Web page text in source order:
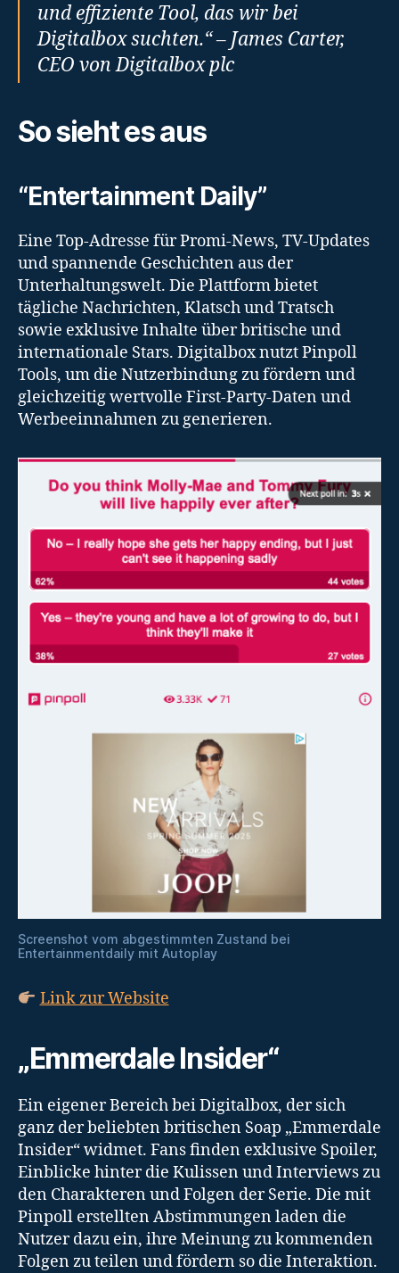
und effiziente Tool, das wir bei
Digitalbox suchten.“ – James Carter,
CEO von Digitalbox plc
So sieht es aus
“Entertainment Daily”
Eine Top-Adresse für Promi-News, TV-Updates
und spannende Geschichten aus der
Unterhaltungswelt. Die Plattform bietet
tägliche Nachrichten, Klatsch und Tratsch
sowie exklusive Inhalte über britische und
internationale Stars. Digitalbox nutzt Pinpoll
Tools, um die Nutzerbindung zu fördern und
gleichzeitig wertvolle First-Party-Daten und
Werbeeinnahmen zu generieren.
Screenshot vom abgestimmten Zustand bei
Entertainmentdaily mit Autoplay
Link zur Website
„Emmerdale Insider“
Ein eigener Bereich bei Digitalbox, der sich
ganz der beliebten britischen Soap „Emmerdale
Insider“ widmet. Fans finden exklusive Spoiler,
Einblicke hinter die Kulissen und Interviews zu
den Charakteren und Folgen der Serie. Die mit
Pinpoll erstellten Abstimmungen laden die
Nutzer dazu ein, ihre Meinung zu kommenden
Folgen zu teilen und fördern so die Interaktion.